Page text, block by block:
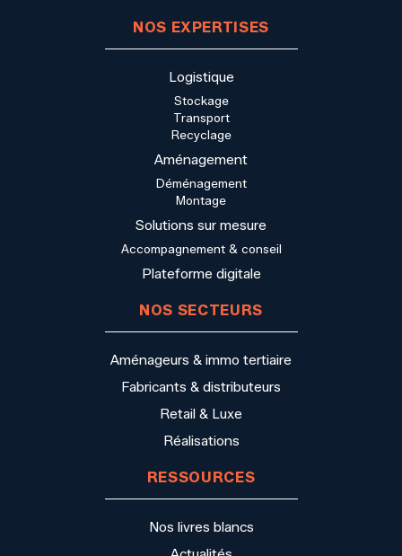
NOS EXPERTISES
Logistique
Stockage
Transport
Recyclage
Aménagement
Déménagement
Montage
Solutions sur mesure
Accompagnement & conseil
Plateforme digitale
NOS SECTEURS
Aménageurs & immo tertiaire
Fabricants & distributeurs
Retail & Luxe
Réalisations
RESSOURCES
Nos livres blancs